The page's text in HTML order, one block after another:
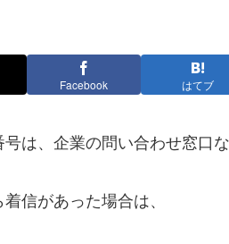
Facebook はてブ
は、企業の問い合わせ窓口
信があった場合は、